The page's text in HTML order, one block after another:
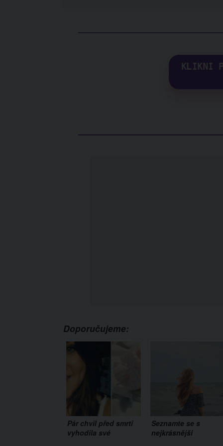
Doporučujeme:
Pár chvil před smrtí
vyhodila své
Seznamte se s
nejkrásnější